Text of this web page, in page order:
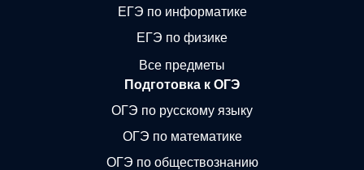
ЕГЭ по информатике
ЕГЭ по физике
Все предметы
Подготовка к ОГЭ
ОГЭ по русскому языку
ОГЭ по математике
ОГЭ по обществознанию